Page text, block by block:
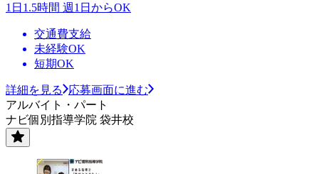
1日1.5時間 週1日からOK
交通費支給
未経験OK
短期OK
詳細を見る
応募画面に進む
アルバイト・パート
ナビ個別指導学院 袋井校